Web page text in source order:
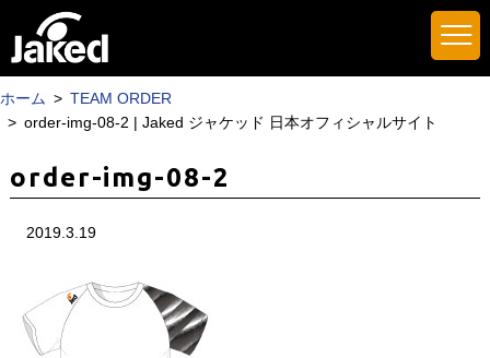
ホーム
TEAM ORDER
order-img-08-2 | Jaked ジャケッド 日本オフィシャルサイト
order-img-08-2
2019.3.19